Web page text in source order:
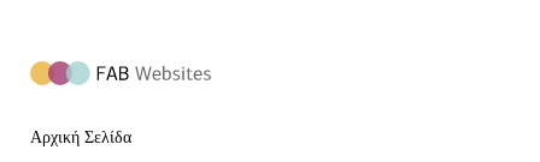
Αρχική Σελίδα